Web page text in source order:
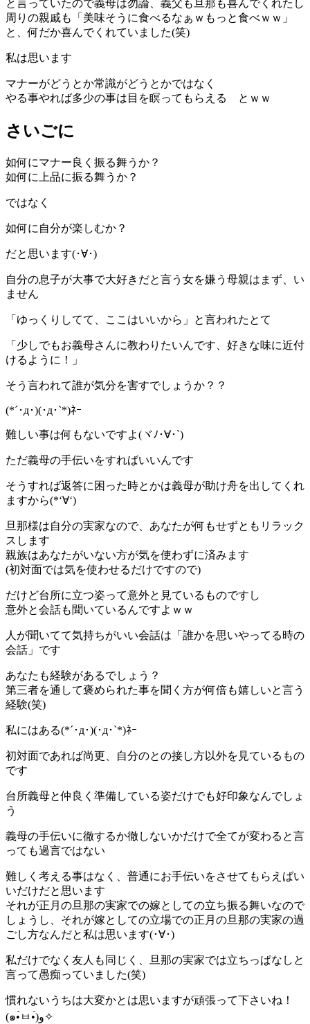
と言っていたので義母は勿論、義父も旦那も喜んでくれたし
周りの親戚も「美味そうに食べるなぁｗもっと食べｗｗ」
と、何だか喜んでくれていました(笑)
私は思います
マナーがどうとか常識がどうとかではなく
やる事やれば多少の事は目を瞑ってもらえる とｗｗ
さいごに
如何にマナー良く振る舞うか？
如何に上品に振る舞うか？
ではなく
如何に自分が楽しむか？
だと思います(･∀･)
自分の息子が大事で大好きだと言う女を嫌う母親はまず、い
ません
「ゆっくりしてて、ここはいいから」と言われたとて
「少しでもお義母さんに教わりたいんです、好きな味に近付
けるように！」
そう言われて誰が気分を害すでしょうか？？
(*´･д･)(･д･`*)ﾈｰ
難しい事は何もないですよ(ヾﾉ･∀･`)
ただ義母の手伝いをすればいいんです
そうすれば返答に困った時とかは義母が助け舟を出してくれ
ますから(*‘∀‘)
旦那様は自分の実家なので、あなたが何もせずともリラック
スします
親族はあなたがいない方が気を使わずに済みます
(初対面では気を使わせるだけですので)
だけど台所に立つ姿って意外と見ているものですし
意外と会話も聞いているんですよｗｗ
人が聞いてて気持ちがいい会話は「誰かを思いやってる時の
会話」です
あなたも経験があるでしょう？
第三者を通して褒められた事を聞く方が何倍も嬉しいと言う
経験(笑)
私にはある(*´･д･)(･д･`*)ﾈｰ
初対面であれば尚更、自分のとの接し方以外を見ているもの
です
台所義母と仲良く準備している姿だけでも好印象なんでしょ
う
義母の手伝いに徹するか徹しないかだけで全てが変わると言
っても過言ではない
難しく考える事はなく、普通にお手伝いをさせてもらえばい
いだけだと思います
それが正月の旦那の実家での嫁としての立ち振る舞いなので
しょうし、それが嫁としての立場での正月の旦那の実家の過
ごし方なんだと私は思います(･∀･)
私だけでなく友人も同じく、旦那の実家では立ちっぱなしと
言って愚痴っていました(笑)
慣れないうちは大変かとは思いますが頑張って下さいね！
(๑•̀ㅂ•́)و✧